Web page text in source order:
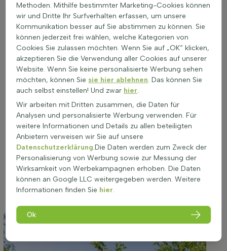
Ideale Platzierung einer Malus domestica
'Golden Delicious'
Malus 'Golden Delicious' (Malus domestica 'Golden
Delicious') braucht einen warmen, sonnigen Platz. Mindestens
sechs Stunden Sonne pro Tag sorgen für guten Wuchs,
reiche Blüte und viele süße Früchte. Ein luftiger, aber nicht zu
zugiger Standort ist ideal, der Baum ist gut windfest, steht
aber gern etwas geschützt vor starkem Sturm. Der Boden
locker und gut durchlässig
leicht lehmig, sandig oder leichter Tonboden
neutral bis kalkreich
Staunässe meiden, der Boden darf frisch bis leicht trocken
sein. Keine feste Versiegelung um den Stamm. Gut geeignet
für Garten, Park, Grünstreifen, Terrasse und große
Pflanzkübel. Die passende Lage ist entscheidend, damit der
Baum Form, Farbe und Fruchtmenge voll zeigt.
Methoden. Mithilfe bestimmter Marketing-Cookies können
wir und Dritte Ihr Surfverhalten erfassen, um unsere
Kommunikation besser auf Sie abstimmen zu können. Sie
können jederzeit frei wählen, welche Kategorien von
Cookies Sie zulassen möchten. Wenn Sie auf „OK“ klicken,
akzeptieren Sie die Verwendung aller Cookies auf unserer
Website. Wenn Sie keine personalisierte Werbung sehen
möchten, können Sie sie hier ablehnen. Das können Sie
auch selbst einstellen! Und zwar hier.
Wir arbeiten mit Dritten zusammen, die Daten für
Analysen und personalisierte Werbung verwenden. Für
weitere Informationen und Details zu allen beteiligten
Anbietern verweisen wir Sie auf unsere
Datenschutzerklärung.Die Daten werden zum Zweck der
Personalisierung von Werbung sowie zur Messung der
Wirksamkeit von Werbekampagnen erhoben. Die Daten
können an Google LLC weitergegeben werden. Weitere
Informationen finden Sie hier.
Ok